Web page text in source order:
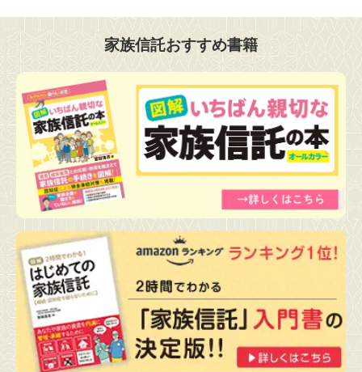
家族信託おすすめ書籍